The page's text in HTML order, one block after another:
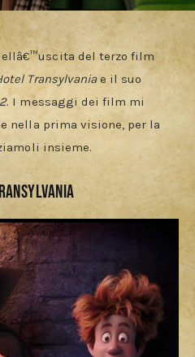
del terzo film
Transylvania e il suo
. I messaggi dei film mi
nella prima visione, per la
insieme.